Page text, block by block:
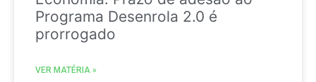
Programa Desenrola 2.0 é
prorrogado
VER MATÉRIA »